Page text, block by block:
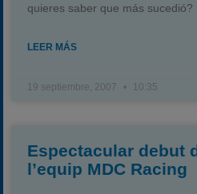
quieres saber que más sucedió?
LEER MÁS
19 septiembre, 2007 10:35
Espectacular debut
l’equip MDC Racing